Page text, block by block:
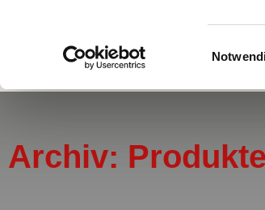
START ÜBER UNS
Archiv: Produkte